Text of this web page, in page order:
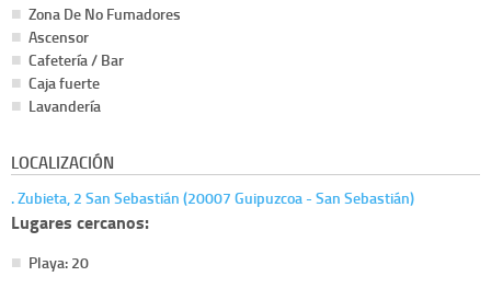
Zona De No Fumadores
Ascensor
Cafetería / Bar
Caja fuerte
Lavandería
LOCALIZACIÓN
. Zubieta, 2 San Sebastián (20007 Guipuzcoa - San Sebastián)
Lugares cercanos:
Playa: 20